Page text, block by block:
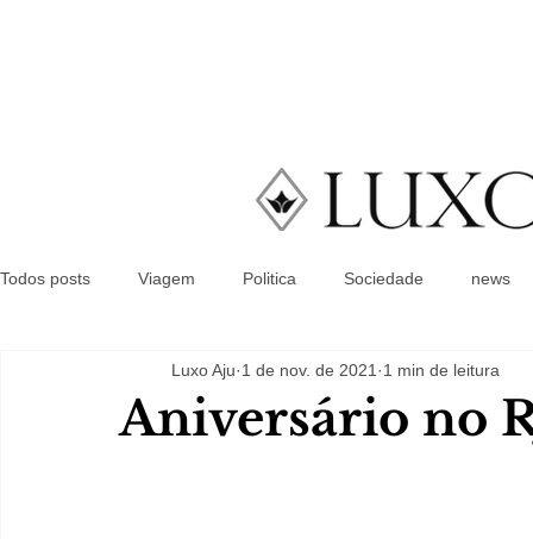
Todos posts Viagem Politica Sociedade news
Aniversário no
Luxo Aju 1 de nov. de 2021 1 min de leitura